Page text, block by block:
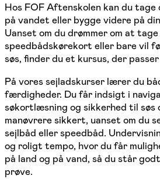
Hos FOF Aftenskolen kan du
på vandet eller bygge videre på
Uanset om du drømmer om at
speedbådskørekort eller bare vil
søs, finder du et kursus, der
På vores sejladskurser lærer du
færdigheder. Du får indsigt i
søkortlæsning og sikkerhed til søs
manøvrere sikkert, uanset om du
sejlbåd eller speedbåd.
og roligt tempo, hvor du får
på land og på vand, så du står
prøve.